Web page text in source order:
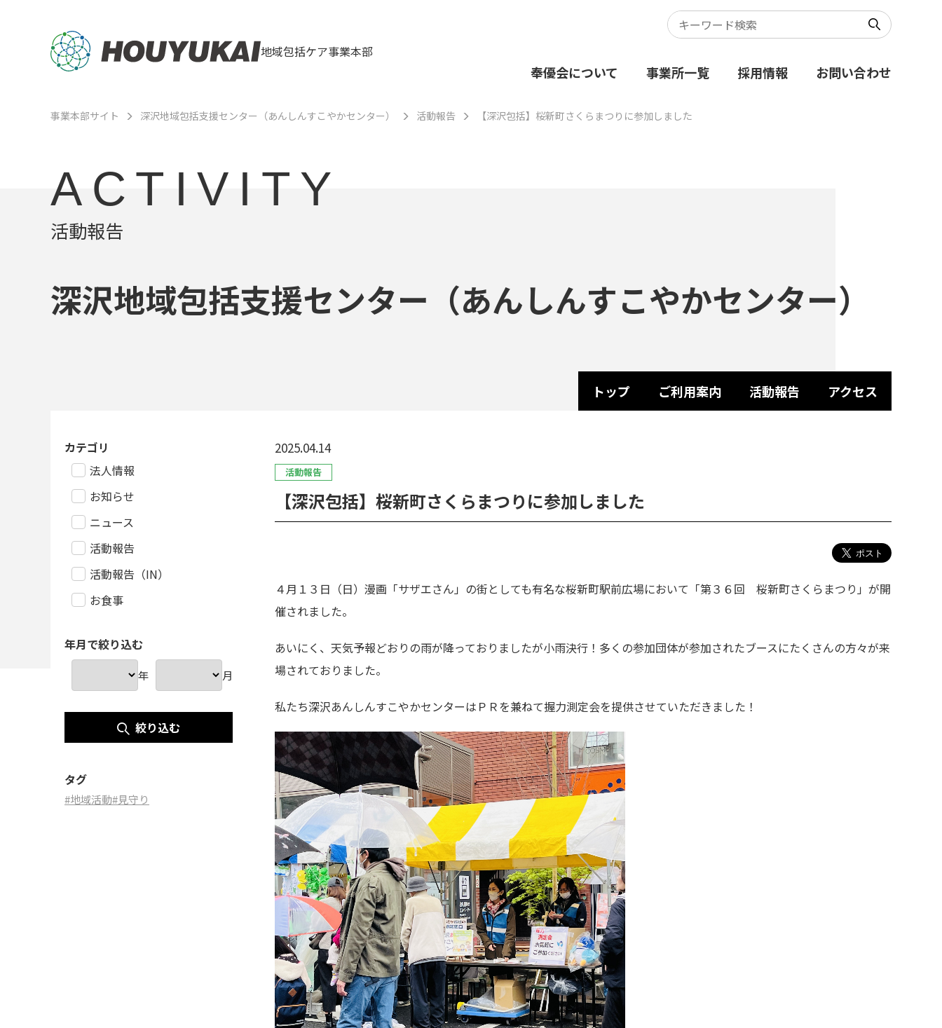
地域包括ケア事業本部
奉優会について 事業所一覧 採用情報 お問い合わせ
事業本部サイト 深沢地域包括支援センター（あんしんすこやかセンター） 活動報告 【深沢包括】桜新町さくらまつりに参加しました
ACTIVITY
活動報告
深沢地域包括支援センター（あんしんすこやかセンター）
トップ ご利用案内 活動報告 アクセス
2025.04.14
活動報告
【深沢包括】桜新町さくらまつりに参加しました
４月１３日（日）漫画「サザエさん」の街としても有名な桜新町駅前広場において「第３６回 桜新町さくらまつり」が開
催されました。
あいにく、天気予報どおりの雨が降っておりましたが小雨決行！多くの参加団体が参加されたブースにたくさんの方々が来
場されておりました。
私たち深沢あんしんすこやかセンターはＰＲを兼ねて握力測定会を提供させていただきました！
カテゴリ
法人情報
お知らせ
ニュース
活動報告
活動報告（IN）
お食事
年月で絞り込む
年 月
絞り込む
タグ
#地域活動#見守り